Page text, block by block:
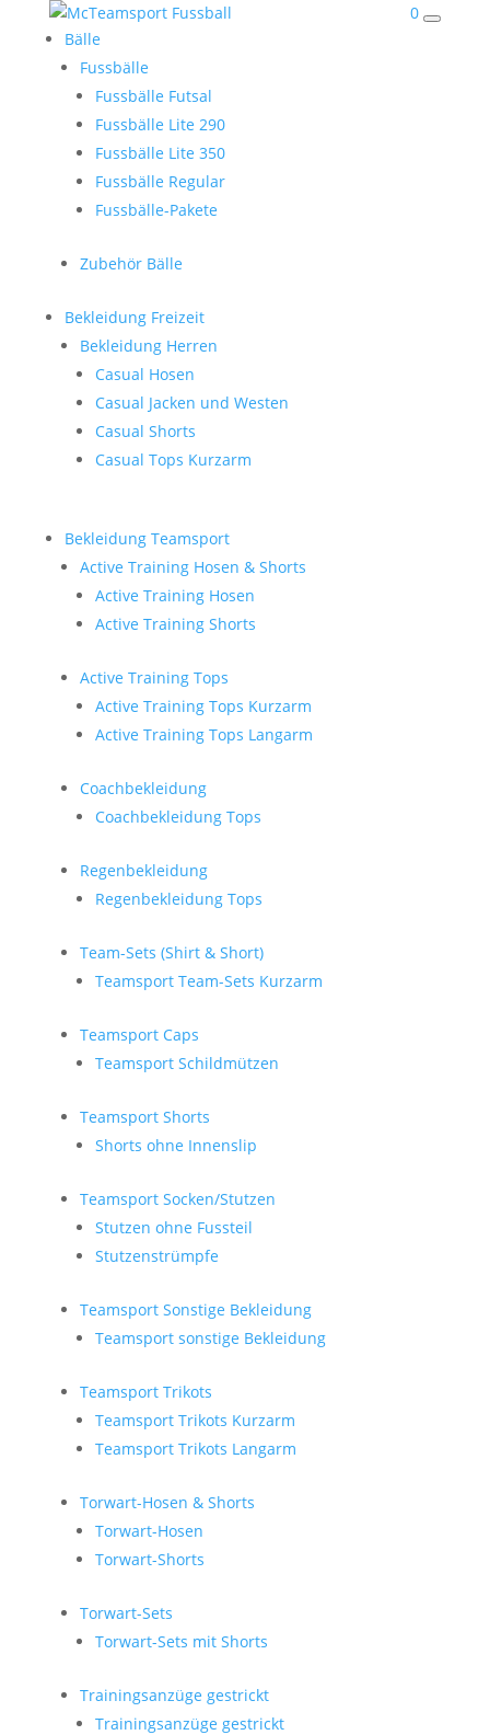
0
Bälle
Fussbälle
Fussbälle Futsal
Fussbälle Lite 290
Fussbälle Lite 350
Fussbälle Regular
Fussbälle-Pakete
Zubehör Bälle
Bekleidung Freizeit
Bekleidung Herren
Casual Hosen
Casual Jacken und Westen
Casual Shorts
Casual Tops Kurzarm
Bekleidung Teamsport
Active Training Hosen & Shorts
Active Training Hosen
Active Training Shorts
Active Training Tops
Active Training Tops Kurzarm
Active Training Tops Langarm
Coachbekleidung
Coachbekleidung Tops
Regenbekleidung
Regenbekleidung Tops
Team-Sets (Shirt & Short)
Teamsport Team-Sets Kurzarm
Teamsport Caps
Teamsport Schildmützen
Teamsport Shorts
Shorts ohne Innenslip
Teamsport Socken/Stutzen
Stutzen ohne Fussteil
Stutzenstrümpfe
Teamsport Sonstige Bekleidung
Teamsport sonstige Bekleidung
Teamsport Trikots
Teamsport Trikots Kurzarm
Teamsport Trikots Langarm
Torwart-Hosen & Shorts
Torwart-Hosen
Torwart-Shorts
Torwart-Sets
Torwart-Sets mit Shorts
Trainingsanzüge gestrickt
Trainingsanzüge gestrickt